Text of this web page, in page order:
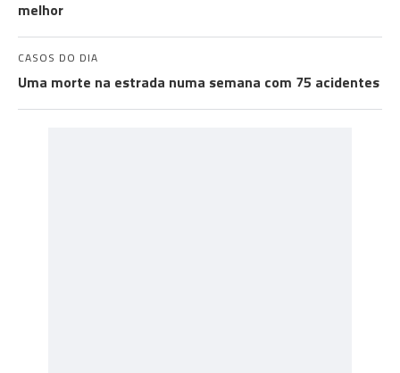
melhor
CASOS DO DIA
Uma morte na estrada numa semana com 75 acidentes